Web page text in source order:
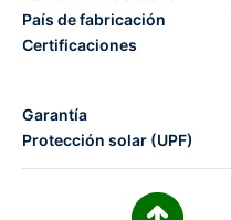
País de fabricación
Certificaciones
Garantía
Protección solar (UPF)